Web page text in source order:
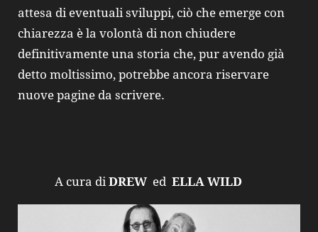
attesa di eventuali sviluppi, ciò che emerge con
chiarezza è la volontà di non chiudere
definitivamente una storia che, pur avendo già
detto moltissimo, potrebbe ancora riservare
nuove pagine da scrivere.
A cura di DREW ed ELLA WILD